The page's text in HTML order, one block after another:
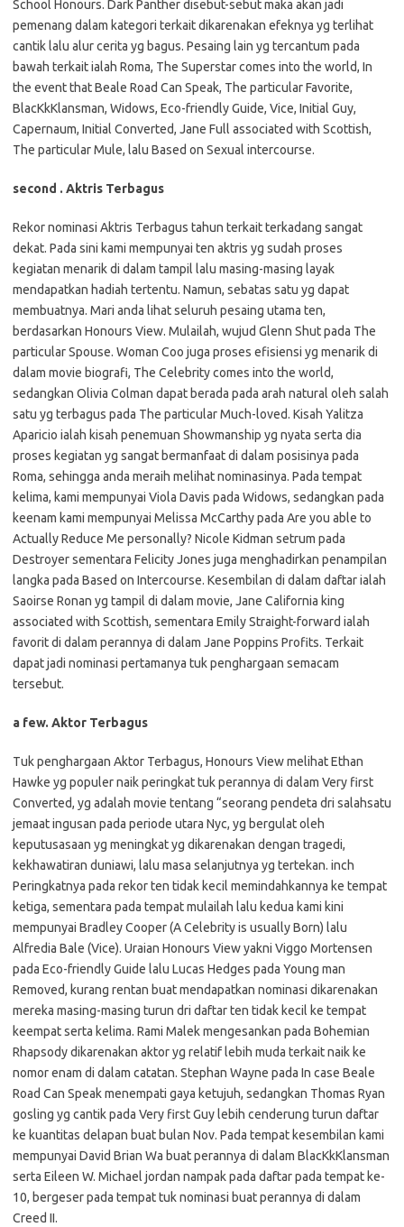
School Honours. Dark Panther disebut-sebut maka akan jadi
pemenang dalam kategori terkait dikarenakan efeknya yg terlihat
cantik lalu alur cerita yg bagus. Pesaing lain yg tercantum pada
bawah terkait ialah Roma, The Superstar comes into the world, In
the event that Beale Road Can Speak, The particular Favorite,
BlacKkKlansman, Widows, Eco-friendly Guide, Vice, Initial Guy,
Capernaum, Initial Converted, Jane Full associated with Scottish,
The particular Mule, lalu Based on Sexual intercourse.
second . Aktris Terbagus
Rekor nominasi Aktris Terbagus tahun terkait terkadang sangat
dekat. Pada sini kami mempunyai ten aktris yg sudah proses
kegiatan menarik di dalam tampil lalu masing-masing layak
mendapatkan hadiah tertentu. Namun, sebatas satu yg dapat
membuatnya. Mari anda lihat seluruh pesaing utama ten,
berdasarkan Honours View. Mulailah, wujud Glenn Shut pada The
particular Spouse. Woman Coo juga proses efisiensi yg menarik di
dalam movie biografi, The Celebrity comes into the world,
sedangkan Olivia Colman dapat berada pada arah natural oleh salah
satu yg terbagus pada The particular Much-loved. Kisah Yalitza
Aparicio ialah kisah penemuan Showmanship yg nyata serta dia
proses kegiatan yg sangat bermanfaat di dalam posisinya pada
Roma, sehingga anda meraih melihat nominasinya. Pada tempat
kelima, kami mempunyai Viola Davis pada Widows, sedangkan pada
keenam kami mempunyai Melissa McCarthy pada Are you able to
Actually Reduce Me personally? Nicole Kidman setrum pada
Destroyer sementara Felicity Jones juga menghadirkan penampilan
langka pada Based on Intercourse. Kesembilan di dalam daftar ialah
Saoirse Ronan yg tampil di dalam movie, Jane California king
associated with Scottish, sementara Emily Straight-forward ialah
favorit di dalam perannya di dalam Jane Poppins Profits. Terkait
dapat jadi nominasi pertamanya tuk penghargaan semacam
tersebut.
a few. Aktor Terbagus
Tuk penghargaan Aktor Terbagus, Honours View melihat Ethan
Hawke yg populer naik peringkat tuk perannya di dalam Very first
Converted, yg adalah movie tentang “seorang pendeta dri salahsatu
jemaat ingusan pada periode utara Nyc, yg bergulat oleh
keputusasaan yg meningkat yg dikarenakan dengan tragedi,
kekhawatiran duniawi, lalu masa selanjutnya yg tertekan. inch
Peringkatnya pada rekor ten tidak kecil memindahkannya ke tempat
ketiga, sementara pada tempat mulailah lalu kedua kami kini
mempunyai Bradley Cooper (A Celebrity is usually Born) lalu
Alfredia Bale (Vice). Uraian Honours View yakni Viggo Mortensen
pada Eco-friendly Guide lalu Lucas Hedges pada Young man
Removed, kurang rentan buat mendapatkan nominasi dikarenakan
mereka masing-masing turun dri daftar ten tidak kecil ke tempat
keempat serta kelima. Rami Malek mengesankan pada Bohemian
Rhapsody dikarenakan aktor yg relatif lebih muda terkait naik ke
nomor enam di dalam catatan. Stephan Wayne pada In case Beale
Road Can Speak menempati gaya ketujuh, sedangkan Thomas Ryan
gosling yg cantik pada Very first Guy lebih cenderung turun daftar
ke kuantitas delapan buat bulan Nov. Pada tempat kesembilan kami
mempunyai David Brian Wa buat perannya di dalam BlacKkKlansman
serta Eileen W. Michael jordan nampak pada daftar pada tempat ke-
10, bergeser pada tempat tuk nominasi buat perannya di dalam
Creed II.